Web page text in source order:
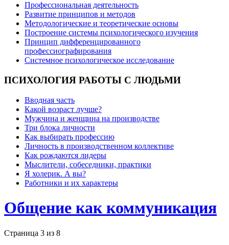
Профессиональная деятельность
Развитие принципов и методов
Методологические и теоретические основы
Построение системы психологического изучения
Принцип дифференцированного
профессиографирования
Системное психологическое исследование
ПСИХОЛОГИЯ РАБОТЫ С ЛЮДЬМИ
Вводная часть
Какой возраст лучше?
Мужчина и женщина на производстве
Три блока личности
Как выбирать профессию
Личность в производственном коллективе
Как рождаются лидеры
Мыслители, собеседники, практики
Я холерик. А вы?
Работники и их характеры
Общение как коммуникация
Страница 3 из 8